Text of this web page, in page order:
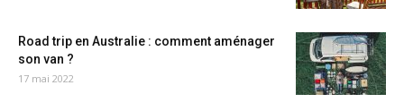
Road trip en Australie : comment aménager
son van ?
17 mai 2022